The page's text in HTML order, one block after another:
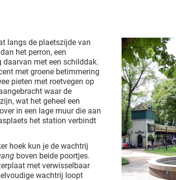
langs de plaetszijde van
het perron, een
met een schilddak.
met groene betimmering
pieten met roetvegen op
waar de
wat het geheel een
in een lage muur die aan
het station verbindt
hoek kun je de wachtrij
boven beide poortjes.
met verwisselbaar
wachtrij loopt